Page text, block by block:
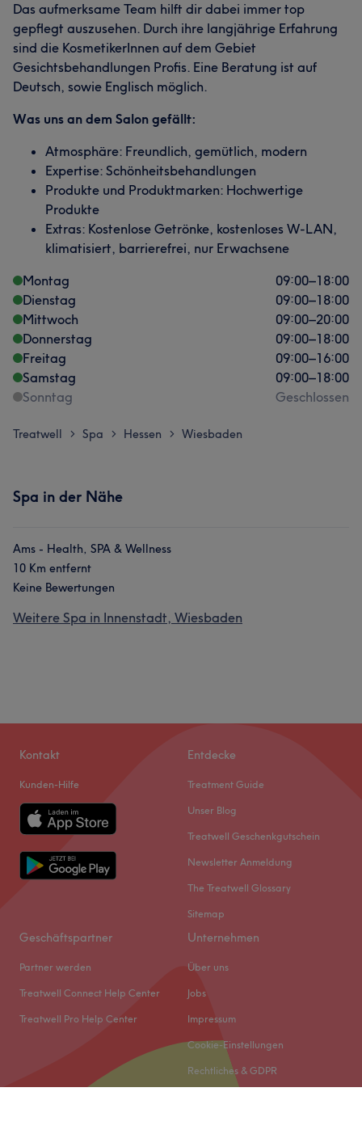
Das aufmerksame Team hilft dir dabei immer top
gepflegt auszusehen. Durch ihre langjährige Erfahrung
sind die KosmetikerInnen auf dem Gebiet
Gesichtsbehandlungen Profis. Eine Beratung ist auf
Deutsch, sowie Englisch möglich.
Was uns an dem Salon gefällt:
Atmosphäre: Freundlich, gemütlich, modern
Expertise: Schönheitsbehandlungen
Produkte und Produktmarken: Hochwertige
Produkte
Extras: Kostenlose Getrönke, kostenloses W-LAN,
klimatisiert, barrierefrei, nur Erwachsene
Montag
09:00–18:00
Dienstag
09:00–18:00
Mittwoch
09:00–20:00
Donnerstag
09:00–18:00
Freitag
09:00–16:00
Samstag
09:00–18:00
Sonntag
Geschlossen
Treatwell > Spa > Hessen > Wiesbaden
Spa in der Nähe
Ams - Health, SPA & Wellness
10 Km entfernt
Keine Bewertungen
Weitere Spa in Innenstadt, Wiesbaden
Kontakt
Kunden-Hilfe
Entdecke
Treatment Guide
Unser Blog
Treatwell Geschenkgutschein
Newsletter Anmeldung
The Treatwell Glossary
Sitemap
Geschäftspartner
Partner werden
Treatwell Connect Help Center
Treatwell Pro Help Center
Unternehmen
Über uns
Jobs
Impressum
Cookie-Einstellungen
Rechtliches & GDPR